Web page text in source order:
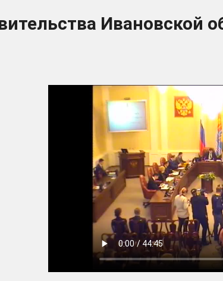
Ивановской